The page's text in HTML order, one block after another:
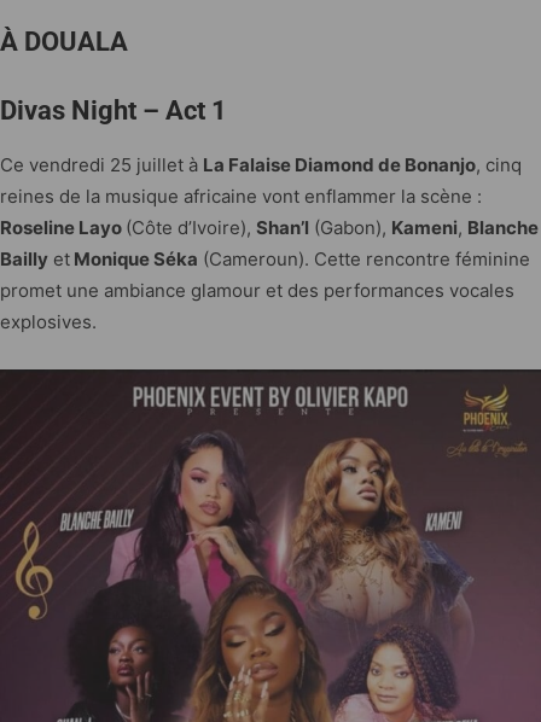
À DOUALA
Divas Night – Act 1
Ce vendredi 25 juillet à La Falaise Diamond de Bonanjo, cinq
reines de la musique africaine vont enflammer la scène :
Roseline Layo (Côte d’Ivoire), Shan’l (Gabon), Kameni, Blanche
Bailly et Monique Séka (Cameroun). Cette rencontre féminine
promet une ambiance glamour et des performances vocales
explosives.